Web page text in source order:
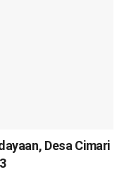
Desa Cimari